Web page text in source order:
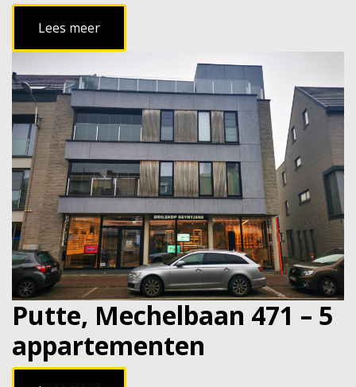
Lees meer
Putte, Mechelbaan 471 – 5
appartementen